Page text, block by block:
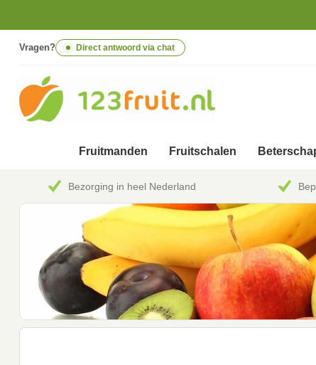
Vragen? Direct antwoord via chat
Fruitmanden Fruitschalen
Bezorging in heel Nederland